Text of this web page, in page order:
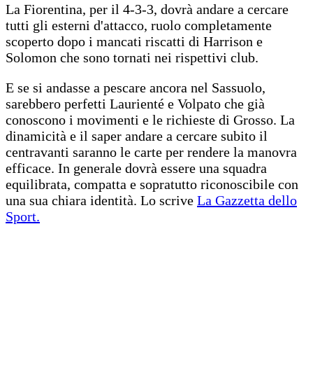
La Fiorentina, per il 4-3-3, dovrà andare a cercare
tutti gli esterni d'attacco, ruolo completamente
scoperto dopo i mancati riscatti di Harrison e
Solomon che sono tornati nei rispettivi club.
E se si andasse a pescare ancora nel Sassuolo,
sarebbero perfetti Laurienté e Volpato che già
conoscono i movimenti e le richieste di Grosso. La
dinamicità e il saper andare a cercare subito il
centravanti saranno le carte per rendere la manovra
efficace. In generale dovrà essere una squadra
equilibrata, compatta e sopratutto riconoscibile con
una sua chiara identità. Lo scrive La Gazzetta dello
Sport.